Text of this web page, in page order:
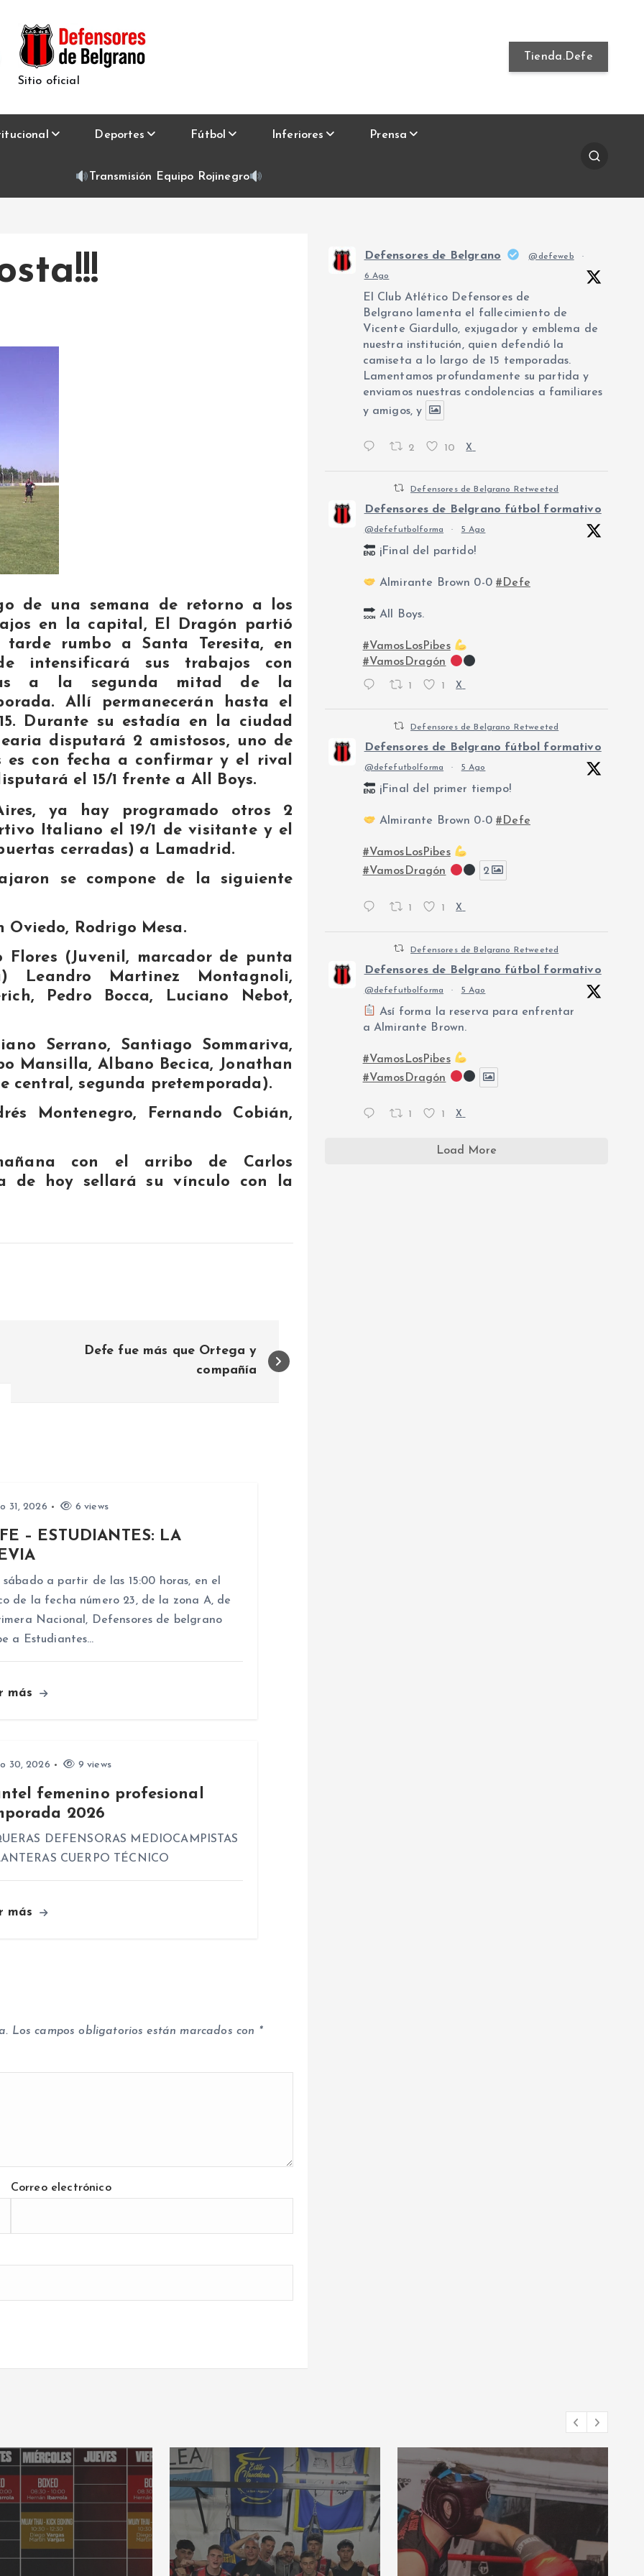
Sitio oficial
Tienda.Defe
Deportes Fútbol Inferiores Prensa
Transmisión Equipo Rojinegro
de una semana de retorno a los
en la capital, El Dragón partió
tarde rumbo a Santa Teresita, en
intensificará sus trabajos con
a la segunda mitad de la
Allí permanecerán hasta el
Durante su estadía en la ciudad
disputará 2 amistosos, uno de
es con fecha a confirmar y el rival
el 15/1 frente a All Boys.
ya hay programado otros 2
Italiano el 19/1 de visitante y el
cerradas) a Lamadrid.
se compone de la siguiente
Oviedo, Rodrigo Mesa.
(Juvenil, marcador de punta
Leandro Martinez Montagnoli,
Pedro Bocca, Luciano Nebot,
Serrano, Santiago Sommariva,
Mansilla, Albano Becica, Jonathan
central, segunda pretemporada).
Montenegro, Fernando Cobián,
con el arribo de Carlos
de hoy sellará su vínculo con la
Defe fue más que Ortega y
compañía
31, 2026 6 views
– ESTUDIANTES: LA
sábado a partir de las 15:00 horas, en el
de la fecha número 23, de la zona A, de
Nacional, Defensores de belgrano
a Estudiantes…
más
30, 2026 9 views
femenino profesional
2026
DEFENSORAS MEDIOCAMPISTAS
CUERPO TÉCNICO
más
Los campos obligatorios están marcados con *
Correo electrónico
Defensores de Belgrano @defeweb ·
6 Ago
El Club Atlético Defensores de
Belgrano lamenta el fallecimiento de
Vicente Giardullo, exjugador y emblema de
nuestra institución, quien defendió la
camiseta a lo largo de 15 temporadas.
Lamentamos profundamente su partida y
enviamos nuestras condolencias a familiares
y amigos, y
2 10 X
Defensores de Belgrano Retweeted
Defensores de Belgrano fútbol formativo
@defefutbolforma · 5 Ago
¡Final del partido!
Almirante Brown 0-0#Defe
All Boys.
#VamosLosPibes
#VamosDragón
1 1 X
Defensores de Belgrano Retweeted
Defensores de Belgrano fútbol formativo
@defefutbolforma · 5 Ago
¡Final del primer tiempo!
Almirante Brown 0-0#Defe
#VamosLosPibes
#VamosDragón
2
1 1 X
Defensores de Belgrano Retweeted
Defensores de Belgrano fútbol formativo
@defefutbolforma · 5 Ago
Así forma la reserva para enfrentar
a Almirante Brown.
#VamosLosPibes
#VamosDragón
1 1 X
Load More